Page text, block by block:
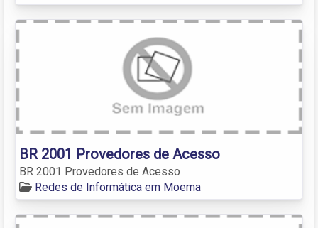
BR 2001 Provedores de Acesso
BR 2001 Provedores de Acesso
Redes de Informática em Moema